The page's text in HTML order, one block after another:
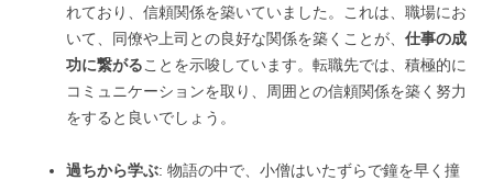
れており、信頼関係を築いていました。これは、職場にお
いて、同僚や上司との良好な関係を築くことが、 仕事の成
功に繋がることを示唆しています。転職先では、積極的に
コミュニケーションを取り、周囲との信頼関係を築く努力
をすると良いでしょう。
過ちから学ぶ: 物語の中で、小僧はいたずらで鐘を早く撞